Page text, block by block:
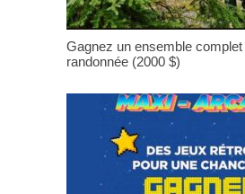
Gagnez un ensemble complet
randonnée (2000 $)